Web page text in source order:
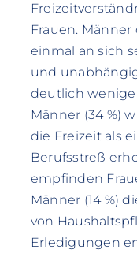
Frauen.
einmal an sich
und
deutlich
Männer (34 %)
die Freizeit als
Berufsstreß
empfinden
Männer (14 %)
von
Erledigungen